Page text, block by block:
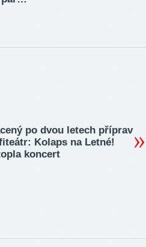
po dvou letech příprav
Kolaps na Letné!
koncert